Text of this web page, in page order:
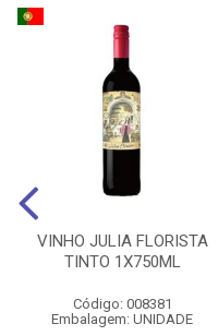
VINHO JULIA FLORISTA
TINTO 1X750ML
Código: 008381
Embalagem: UNIDADE